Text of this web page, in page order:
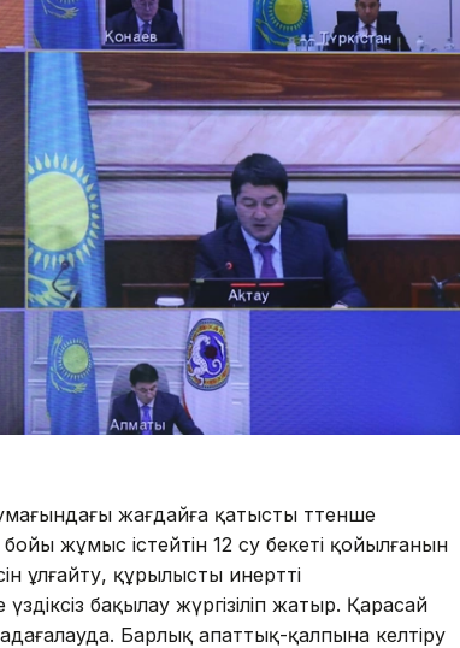
жағдайға қатысты төтенше
жұмыс істейтін 12 су бекеті қойылғанын
ұлғайту, құрылысты инертті
бақылау жүргізіліп жатыр. Қарасай
Барлық апаттық-қалпына келтіру